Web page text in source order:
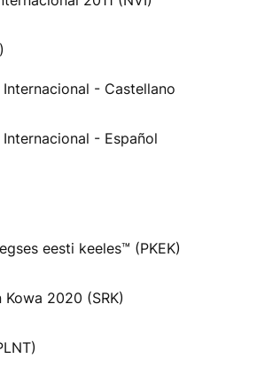
Internacional - Castellano
- Español
eesti keeles™ (PKEK)
Kowa 2020 (SRK)